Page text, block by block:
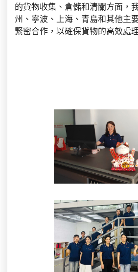
的貨物收集、倉儲和清關方面，
州、寧波、上海、青島和其他主
緊密合作，以確保貨物的高效處